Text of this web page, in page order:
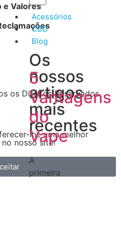
Acessórios
CBD
Blog
Os
nossos
artigos
mais
recentes
5
Vantagens
do
Vape
A
primeira
é
e Valores
os Direitos Reservados
lhe uma melhor
nosso site!